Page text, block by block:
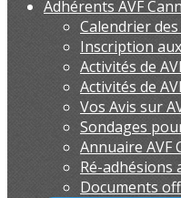
Adhérents AVF
Calendrier
Inscription
Activités de
Activités de
Vos Avis sur
Sondages
Annuaire AVF
Ré-adhésions
Documents